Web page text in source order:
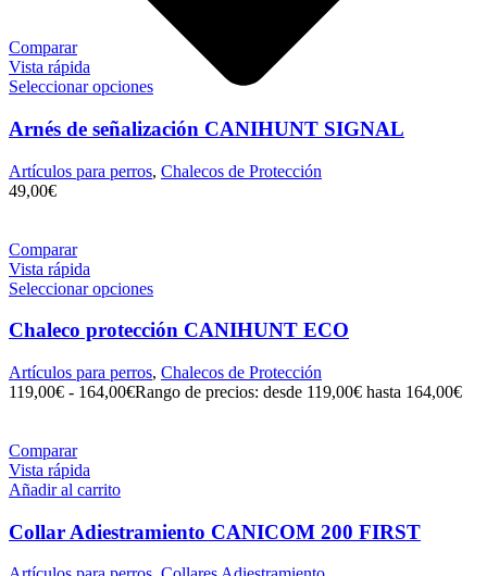
Comparar
Vista rápida
Seleccionar opciones
Arnés de señalización CANIHUNT SIGNAL
Artículos para perros, Chalecos de Protección
49,00€
Comparar
Vista rápida
Seleccionar opciones
Chaleco protección CANIHUNT ECO
Artículos para perros, Chalecos de Protección
119,00€ - 164,00€Rango de precios: desde 119,00€ hasta 164,00€
Comparar
Vista rápida
Añadir al carrito
Collar Adiestramiento CANICOM 200 FIRST